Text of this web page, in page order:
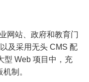
网站、政府和教育门
及采用无头 CMS 配
型 Web 项目中，充
制。